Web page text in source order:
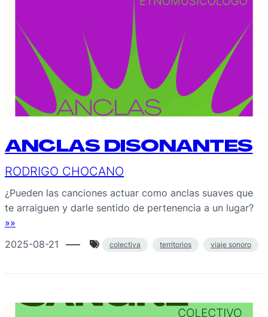
ANCLAS DISONANTES
RODRIGO CHOCANO
¿Pueden las canciones actuar como anclas suaves que
te arraiguen y darle sentido de pertenencia a un lugar?
»»
2025-08-21
colectiva territorios viaje sonoro